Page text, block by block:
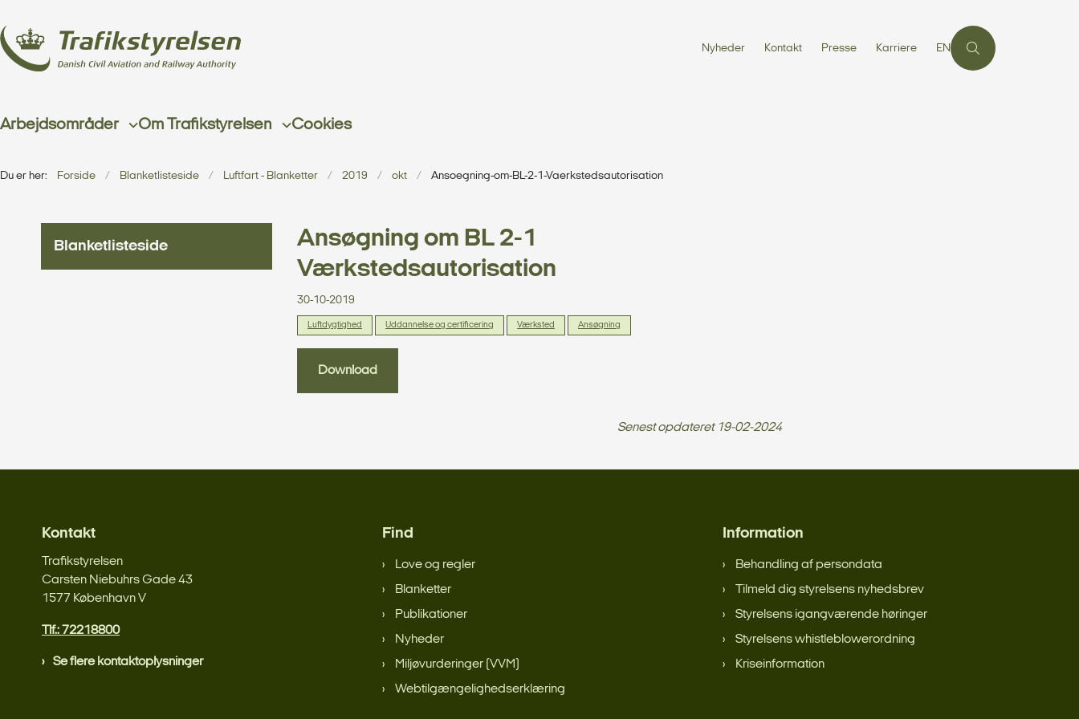
Nyheder Kontakt Presse Karriere EN
Arbejdsområder Om Trafikstyrelsen Cookies
Du er her: Forside Blanketlisteside Luftfart - Blanketter 2019 okt Ansoegning-om-BL-2-1-Vaerkstedsautorisation
Blanketlisteside
Ansøgning om BL 2-1
Værkstedsautorisation
30-10-2019
Luftdygtighed Uddannelse og certificering Værksted Ansøgning
Download
Senest opdateret 19-02-2024
Kontakt
Trafikstyrelsen
Carsten Niebuhrs Gade 43
1577 København V
Tlf.: 72218800
Se flere kontaktoplysninger
Find
Love og regler
Blanketter
Publikationer
Nyheder
Miljøvurderinger (VVM)
Webtilgængelighedserklæring
Information
Behandling af persondata
Tilmeld dig styrelsens nyhedsbrev
Styrelsens igangværende høringer
Styrelsens whistleblowerordning
Kriseinformation